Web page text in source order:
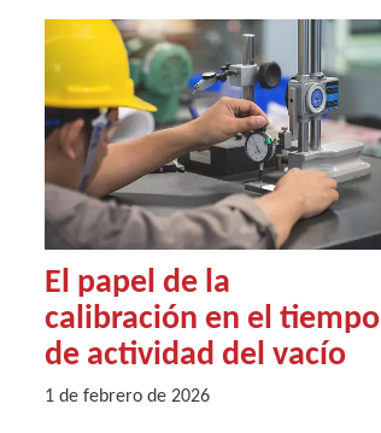
El papel de la
calibración en el tiempo
de actividad del vacío
1 de febrero de 2026